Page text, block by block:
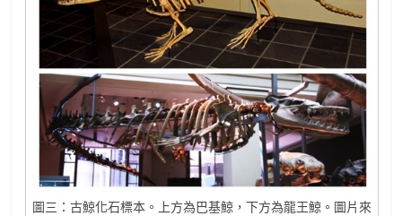
圖三：古鯨化石標本。上方為巴基鯨，下方為龍王鯨。圖片來